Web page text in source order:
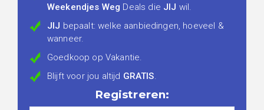
Weekendjes Weg Deals die JIJ wil.
JIJ bepaalt: welke aanbiedingen, hoeveel &
wanneer.
Goedkoop op Vakantie.
Blijft voor jou altijd GRATIS.
Registreren: